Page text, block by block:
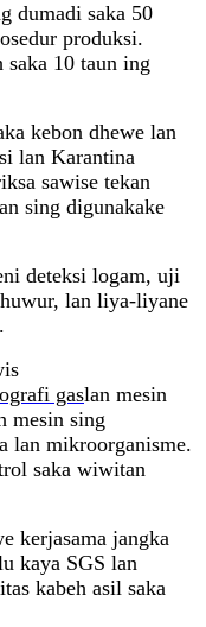
dumadi saka 50
produksi.
10 taun ing
kebon dhewe lan
lan Karantina
sawise tekan
sing digunakake
deteksi logam, uji
lan liya-liyane
gaslan mesin
mesin sing
lan mikroorganisme.
saka wiwitan
kerjasama jangka
kaya SGS lan
kabeh asil saka